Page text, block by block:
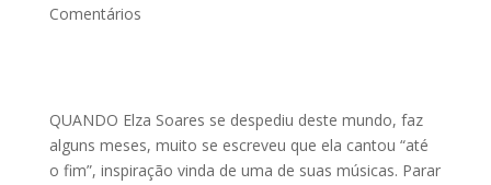
Comentários
QUANDO Elza Soares se despediu deste mundo, faz
alguns meses, muito se escreveu que ela cantou “até
o fim”, inspiração vinda de uma de suas músicas. Parar